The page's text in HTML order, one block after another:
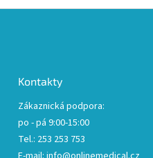
Kontakty
Zákaznická podpora:
po - pá 9:00-15:00
Tel.: 253 253 753